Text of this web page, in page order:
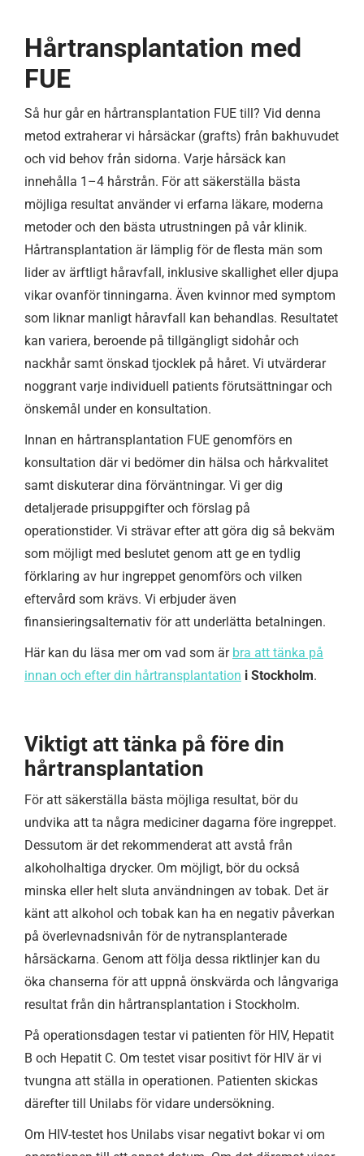
Hårtransplantation med
FUE
Så hur går en hårtransplantation FUE till? Vid denna
metod extraherar vi hårsäckar (grafts) från bakhuvudet
och vid behov från sidorna. Varje hårsäck kan
innehålla 1–4 hårstrån. För att säkerställa bästa
möjliga resultat använder vi erfarna läkare, moderna
metoder och den bästa utrustningen på vår klinik.
Hårtransplantation är lämplig för de flesta män som
lider av ärftligt håravfall, inklusive skallighet eller djupa
vikar ovanför tinningarna. Även kvinnor med symptom
som liknar manligt håravfall kan behandlas. Resultatet
kan variera, beroende på tillgängligt sidohår och
nackhår samt önskad tjocklek på håret. Vi utvärderar
noggrant varje individuell patients förutsättningar och
önskemål under en konsultation.
Innan en hårtransplantation FUE genomförs en
konsultation där vi bedömer din hälsa och hårkvalitet
samt diskuterar dina förväntningar. Vi ger dig
detaljerade prisuppgifter och förslag på
operationstider. Vi strävar efter att göra dig så bekväm
som möjligt med beslutet genom att ge en tydlig
förklaring av hur ingreppet genomförs och vilken
eftervård som krävs. Vi erbjuder även
finansieringsalternativ för att underlätta betalningen.
Här kan du läsa mer om vad som är bra att tänka på
innan och efter din hårtransplantation i Stockholm.
Viktigt att tänka på före din
hårtransplantation
För att säkerställa bästa möjliga resultat, bör du
undvika att ta några mediciner dagarna före ingreppet.
Dessutom är det rekommenderat att avstå från
alkoholhaltiga drycker. Om möjligt, bör du också
minska eller helt sluta användningen av tobak. Det är
känt att alkohol och tobak kan ha en negativ påverkan
på överlevnadsnivån för de nytransplanterade
hårsäckarna. Genom att följa dessa riktlinjer kan du
öka chanserna för att uppnå önskvärda och långvariga
resultat från din hårtransplantation i Stockholm.
På operationsdagen testar vi patienten för HIV, Hepatit
B och Hepatit C. Om testet visar positivt för HIV är vi
tvungna att ställa in operationen. Patienten skickas
därefter till Unilabs för vidare undersökning.
Om HIV-testet hos Unilabs visar negativt bokar vi om